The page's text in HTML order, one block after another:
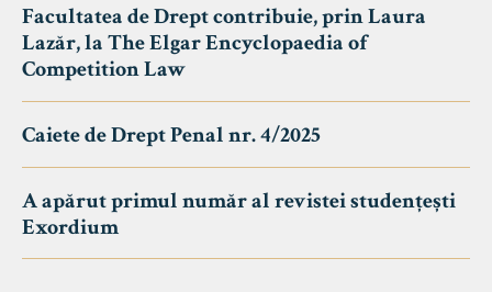
Facultatea de Drept contribuie, prin Laura
Lazăr, la The Elgar Encyclopaedia of
Competition Law
Caiete de Drept Penal nr. 4/2025
A apărut primul număr al revistei studențești
Exordium